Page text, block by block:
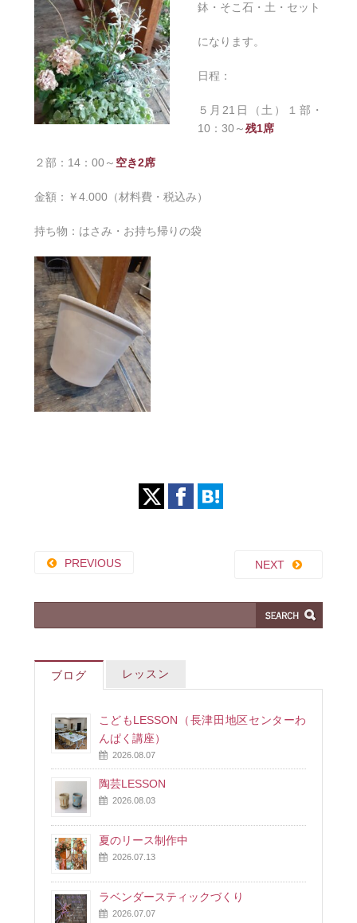
鉢・そこ石・土・セット
になります。
日程：
５月21日（土）１部・
10：30～残1席
２部：14：00～ 空き2席
金額：￥4.000（材料費・税込み）
持ち物：はさみ・お持ち帰りの袋
PREVIOUS NEXT
ブログ レッスン
こどもLESSON（長津田地区センターわ
んぱく講座）
2026.08.07
陶芸LESSON
2026.08.03
夏のリース制作中
2026.07.13
ラベンダースティックづくり
2026.07.07